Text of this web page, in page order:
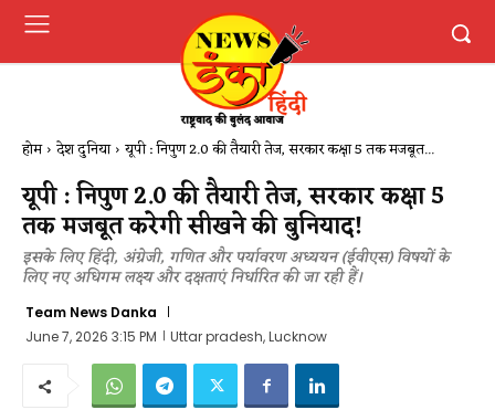
होम देश दुनिया यूपी : निपुण 2.0 की तैयारी तेज, सरकार कक्षा 5 तक मजबूत...
यूपी : निपुण 2.0 की तैयारी तेज, सरकार कक्षा 5
तक मजबूत करेगी सीखने की बुनियाद!
इसके लिए हिंदी, अंग्रेजी, गणित और पर्यावरण अध्ययन (ईवीएस) विषयों के
लिए नए अधिगम लक्ष्य और दक्षताएं निर्धारित की जा रही हैं।
Team News Danka
June 7, 2026 3:15 PM
Uttar pradesh, Lucknow